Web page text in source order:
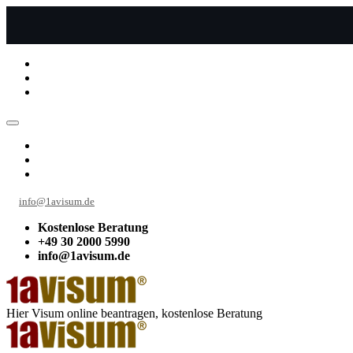
info@1avisum.de
Kostenlose Beratung
+49 30 2000 5990
info@1avisum.de
Hier Visum online beantragen, kostenlose Beratung